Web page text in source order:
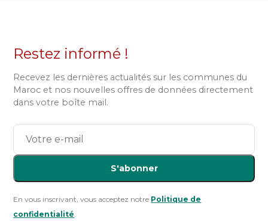
Restez informé !
Recevez les dernières actualités sur les communes du
Maroc et nos nouvelles offres de données directement
dans votre boîte mail.
S'abonner
En vous inscrivant, vous acceptez notre Politique de
confidentialité.